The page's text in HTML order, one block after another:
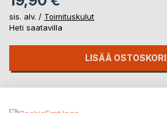
sis. alv. / Toimituskulut
Heti saatavilla
LISÄÄ
Arvostele tuote